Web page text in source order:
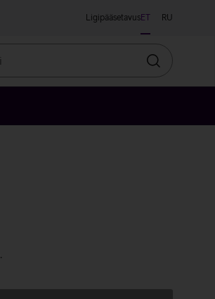
LigipääsetavusET RU
Otsin